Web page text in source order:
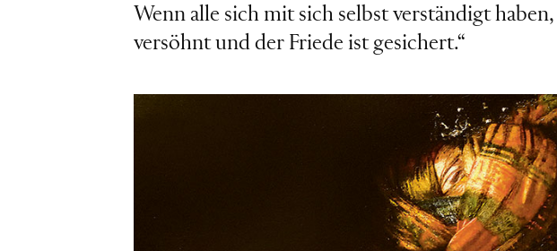
Wenn alle sich mit sich selbst verständigt
versöhnt und der Friede ist gesichert.“